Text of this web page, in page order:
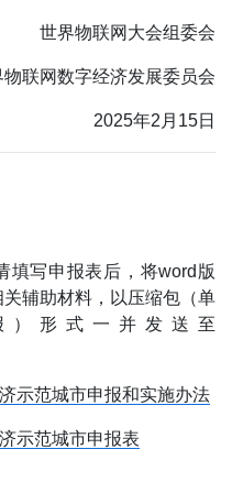
世界物联网大会组委会
物联网数字经济发展委员会
2025年2月15日
填写申报表后，将word版
辅助材料，以压缩包（单
形式一并发送至
示范城市申报和实施办法
示范城市申报表